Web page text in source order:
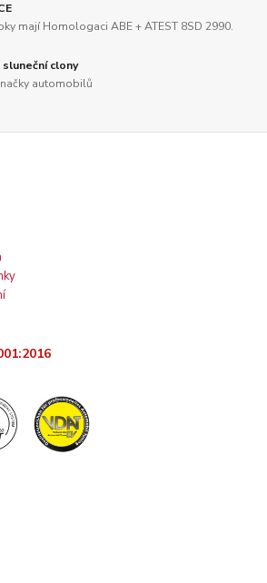
mají Homologaci ABE + ATEST 8SD 2990.
clony
automobilů